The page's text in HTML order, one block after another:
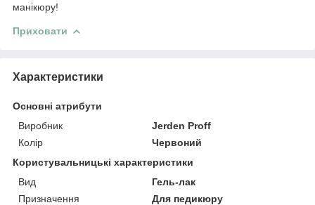
манікюру!
Приховати
Характеристики
Основні атрибути
Виробник
Jerden Proff
Колір
Червоний
Користувальницькі характеристики
Вид
Гель-лак
Призначення
Для педикюру